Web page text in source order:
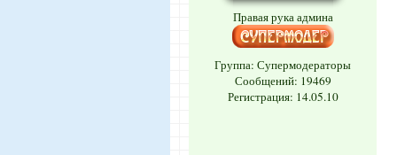
Правая рука админа
Группа: Супермодераторы
Сообщений: 19469
Регистрация: 14.05.10